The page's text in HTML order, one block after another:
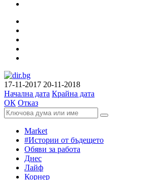
17-11-2017 20-11-2018
Начална дата Крайна дата
ОК Отказ
Market
#Истории от бъдещето
Обяви за работа
Днес
Лайф
Корнер